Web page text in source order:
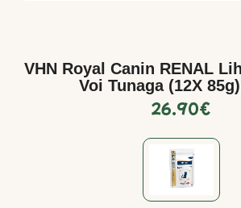
VHN Royal Canin RENAL
Voi Tunaga (12X
26.90€